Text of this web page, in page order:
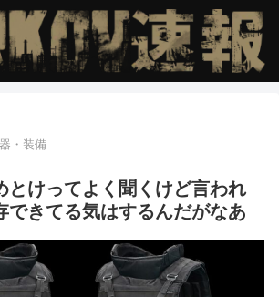
・装備
とけってよく聞くけど言われ
できてる気はするんだがなあ